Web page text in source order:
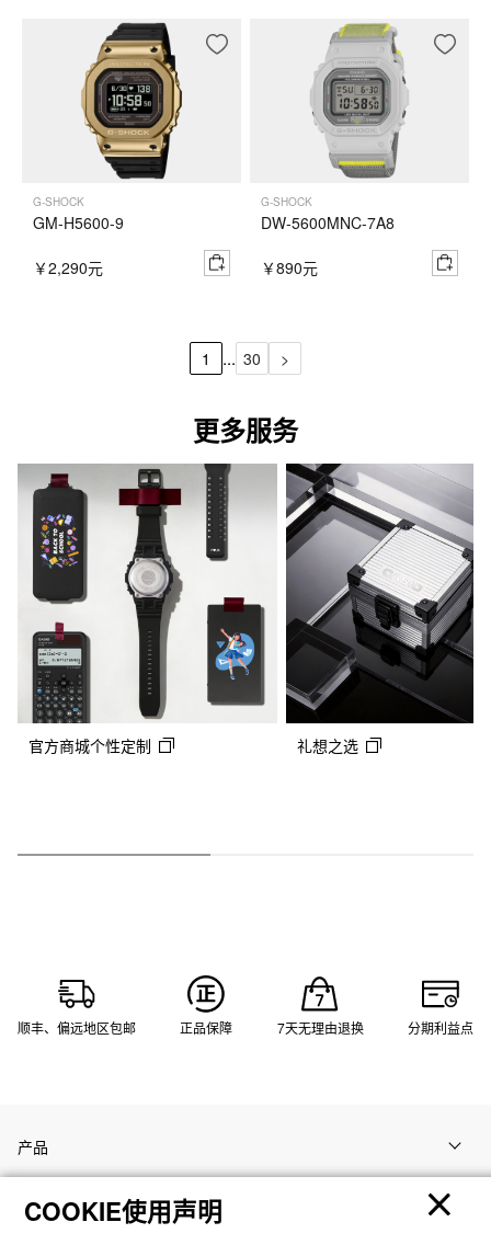
G-SHOCK
GM-H5600-9
￥2,290元
G-SHOCK
DW-5600MNC-7A8
￥890元
1 ... 30 >
更多服务
官方商城个性定制 礼想之选
顺丰、偏远地区包邮 正品保障 7天无理由退换 分期利益点
产品
客户支持
COOKIE使用声明